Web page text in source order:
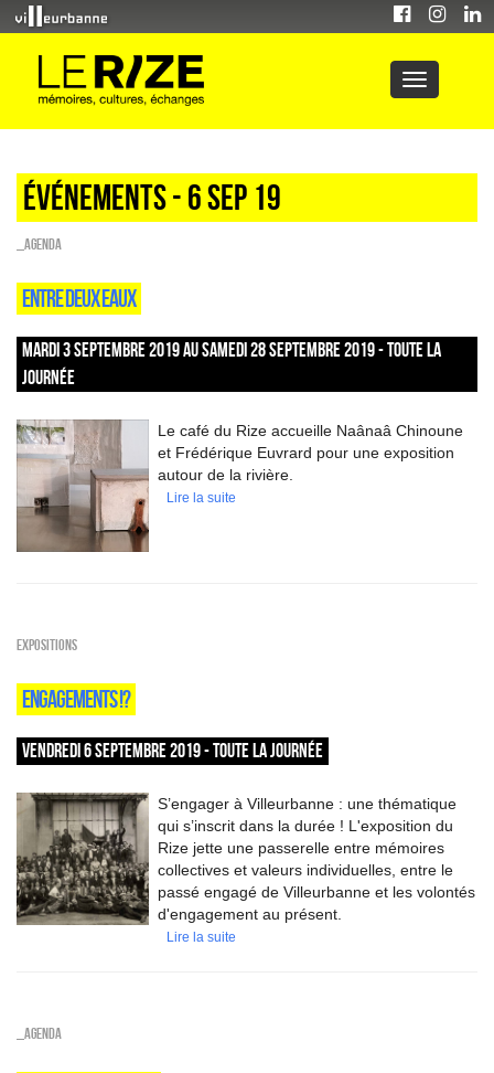
Événements - 6 Sep 19
_Agenda
ENTRE DEUX EAUX
MARDI 3 SEPTEMBRE 2019 AU SAMEDI 28 SEPTEMBRE 2019 - TOUTE LA
JOURNÉE
Le café du Rize accueille Naânaâ Chinoune
et Frédérique Euvrard pour une exposition
autour de la rivière.
Lire la suite
EXPOSITIONS
ENGAGEMENTS !?
VENDREDI 6 SEPTEMBRE 2019 - TOUTE LA JOURNÉE
S’engager à Villeurbanne : une thématique
qui s’inscrit dans la durée ! L'exposition du
Rize jette une passerelle entre mémoires
collectives et valeurs individuelles, entre le
passé engagé de Villeurbanne et les volontés
d'engagement au présent.
Lire la suite
_Agenda